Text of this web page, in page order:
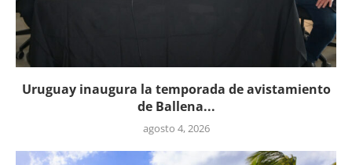
Uruguay inaugura la temporada de avistamiento
de Ballena...
agosto 4, 2026